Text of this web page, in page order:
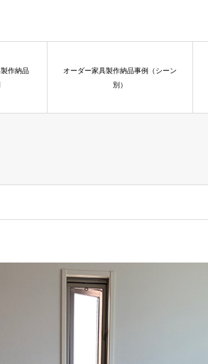
作納品
オーダー家具製作納品事例（シーン
別）